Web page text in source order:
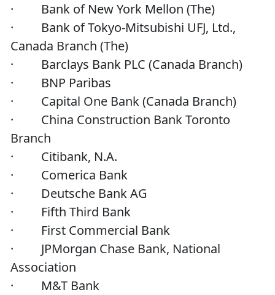
· Bank of New York Mellon (The)
· Bank of Tokyo-Mitsubishi UFJ, Ltd.,
Canada Branch (The)
· Barclays Bank PLC (Canada Branch)
· BNP Paribas
· Capital One Bank (Canada Branch)
· China Construction Bank Toronto
Branch
· Citibank, N.A.
· Comerica Bank
· Deutsche Bank AG
· Fifth Third Bank
· First Commercial Bank
· JPMorgan Chase Bank, National
Association
· M&T Bank